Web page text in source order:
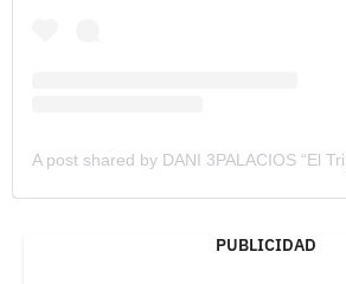
PUBLICIDAD